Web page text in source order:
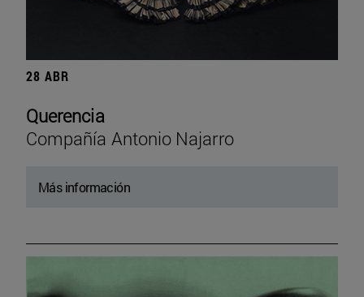
28 ABR
Querencia
Compañía Antonio Najarro
Más información